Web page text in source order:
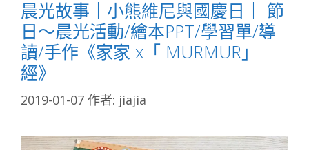
晨光故事｜小熊維尼與國慶日｜ 節
日～晨光活動/繪本PPT/學習單/導
讀/手作《家家 x「 MURMUR」
經》
2019-01-07 作者: jiajia